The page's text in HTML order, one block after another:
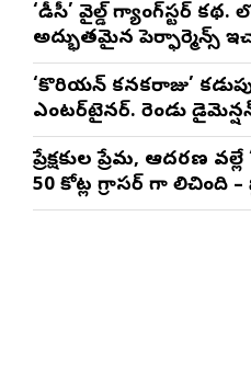
‘డీసీ’ వైల్డ్ గ్యాంగ్‌స్టర్
అద్భుతమైన పెర్ఫార్మెన్స్
మాథేశ్వరన్
‘కొరియన్ కనకరాజు’
ఎంటర్‌టైనర్. రెండు
నటించడం చాలా
ప్రేక్షకుల ప్రేమ, ఆదరణ
50 కోట్ల గ్రాసర్ గా నిలిచింది
సాయి రాజేష్